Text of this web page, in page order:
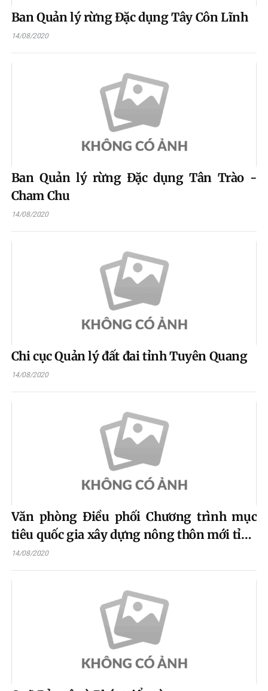
Ban Quản lý rừng Đặc dụng Tây Côn Lĩnh
14/08/2020
Ban Quản lý rừng Đặc dụng Tân Trào -
Cham Chu
14/08/2020
Chi cục Quản lý đất đai tỉnh Tuyên Quang
14/08/2020
Văn phòng Điều phối Chương trình mục
tiêu quốc gia xây dựng nông thôn mới tỉnh
Tuyên Quang
14/08/2020